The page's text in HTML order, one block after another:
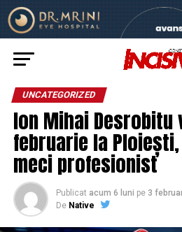
UNCATEGORIZED
Ion Mihai Desrobitu
februarie la Ploiești,
meci profesionist
Publicat acum 6 luni pe 3
De Native